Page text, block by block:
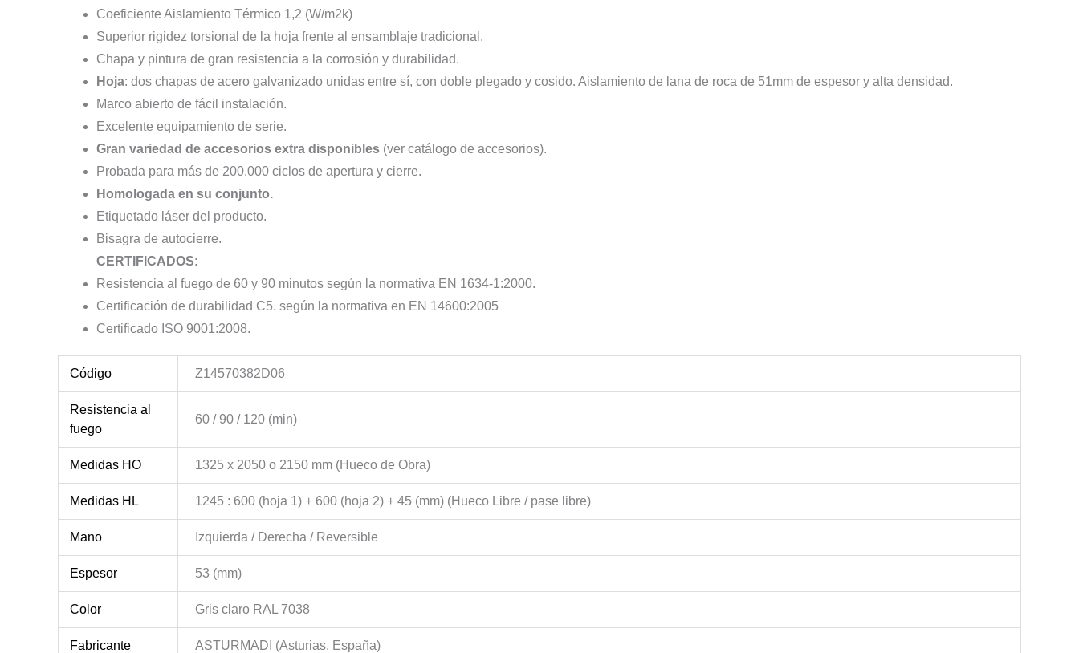
Coeficiente Aislamiento Térmico 1,2 (W/m2k)
Superior rigidez torsional de la hoja frente al ensamblaje tradicional.
Chapa y pintura de gran resistencia a la corrosión y durabilidad.
Hoja: dos chapas de acero galvanizado unidas entre sí, con doble plegado y cosido. Aislamiento de lana de roca de 51mm de espesor y alta densidad.
Marco abierto de fácil instalación.
Excelente equipamiento de serie.
Gran variedad de accesorios extra disponibles (ver catálogo de accesorios).
Probada para más de 200.000 ciclos de apertura y cierre.
Homologada en su conjunto.
Etiquetado láser del producto.
Bisagra de autocierre.
CERTIFICADOS:
Resistencia al fuego de 60 y 90 minutos según la normativa EN 1634-1:2000.
Certificación de durabilidad C5. según la normativa en EN 14600:2005
Certificado ISO 9001:2008.
Código Z14570382D06
Resistencia al
fuego
60 / 90 / 120 (min)
Medidas HO 1325 x 2050 o 2150 mm (Hueco de Obra)
Medidas HL 1245 : 600 (hoja 1) + 600 (hoja 2) + 45 (mm) (Hueco Libre / pase libre)
Mano Izquierda / Derecha / Reversible
Espesor 53 (mm)
Color Gris claro RAL 7038
Fabricante ASTURMADI (Asturias, España)